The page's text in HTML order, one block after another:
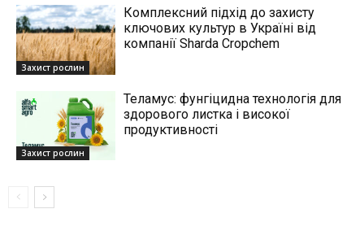
Захист рослин
Комплексний підхід до захисту
ключових культур в Україні від
компанії Sharda Cropchem
Захист рослин
Теламус: фунгіцидна технологія для
здорового листка і високої
продуктивності